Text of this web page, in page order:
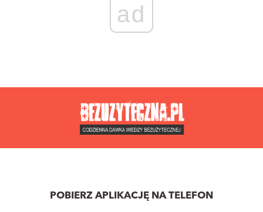
ad
POBIERZ APLIKACJĘ NA TELEFON